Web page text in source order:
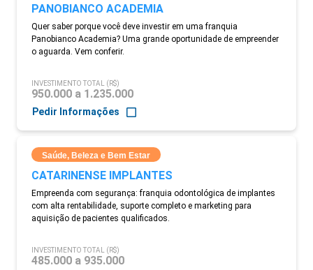
PANOBIANCO ACADEMIA
Quer saber porque você deve investir em uma franquia
Panobianco Academia? Uma grande oportunidade de empreender
o aguarda. Vem conferir.
INVESTIMENTO TOTAL (R$)
950.000 a 1.235.000
Pedir Informações
Saúde, Beleza e Bem Estar
CATARINENSE IMPLANTES
Empreenda com segurança: franquia odontológica de implantes
com alta rentabilidade, suporte completo e marketing para
aquisição de pacientes qualificados.
INVESTIMENTO TOTAL (R$)
485.000 a 935.000